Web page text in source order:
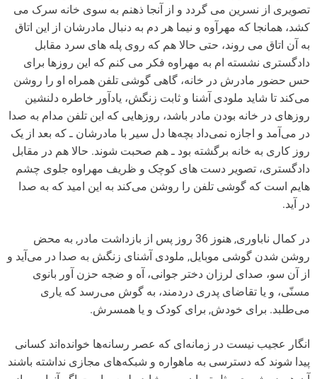
تصویری از نسرین می گردد و از آنجا ذهنم به سوی خانه سرک می
کشد، همانجا که مهرآوه و نیما هر دم به دنبال مادرشان از این اتاق
به آن اتاق می روند، حتی حالا هم که روی پله های سرد مقابل
دادگستری نشسته ام به مهراوه فکر می کنم که این روزها برای
حس حضور مادرش در خانه، گاهی گوشی تلفن همراه او را روشن
می‌کند تا شاید ملودی آشنا و ثابت زنگش، یادآور خاطره دلنشین
روزهای در خانه بودن مادر باشد، روزهایی که این تلفن مدام به صدا
در می‌آمد و اجازه نمی‌داد بچه‌ها دل سیر با مادرشان ـ که بعد از یک
روز کاری به خانه برگشته بود ـ هم صحبت شوند. حالا هم در مقابل
دادگستری، تصویر دست های کوچک و ظریف مهراوه جلوی چشم
هایم است که گوشی تلفن را روشن می‌کند به این امید که به صدا
در آید.
در کمال ناباوری, هنوز 36 روز پس از بازداشت مادر, به محض
روشن شدن گوشی موبایل, ملودی آشنای زنگش به صدا در می‌آید و
از آن سو، صدای لرزان دختر جوانی، آه و ضجه حزن آور بانوی
مسنّی، و یا تقاضای پدری دردمند، به گوش می‌رسد که یاری
می‌طلبد. برای خودش, برای کودک و یا همسرش.
انگار عجیب نیست در زمانه‌ای که عصر رسانه‌ها خوانده‌اند کسانی
پیدا شوند که دسترسی به ماهواره و شبکه‌های مجازی نداشته باشند